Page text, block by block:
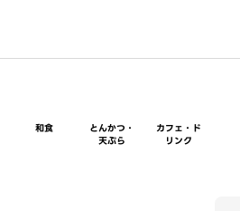
和食
とんかつ・
天ぷら
カフェ・ド
リンク